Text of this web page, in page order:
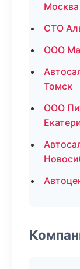
Москва
СТО
ООО
Томск
ООО